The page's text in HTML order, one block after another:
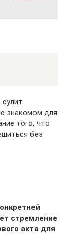
знакомом для
того, что
без
стремление
акта для